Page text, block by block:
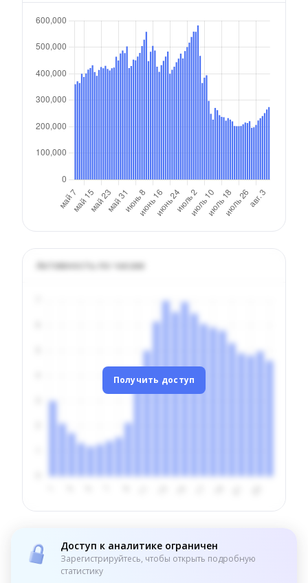
Активность по часам
Получить доступ
Доступ к аналитике ограничен
Зарегистрируйтесь, чтобы открыть подробную
статистику